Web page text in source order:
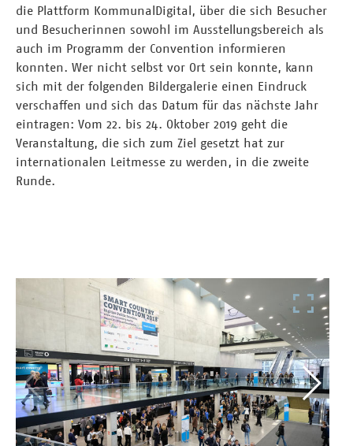
die Plattform KommunalDigital, über die sich Besucher
und Besucherinnen sowohl im Ausstellungsbereich als
auch im Programm der Convention informieren
konnten. Wer nicht selbst vor Ort sein konnte, kann
sich mit der folgenden Bildergalerie einen Eindruck
verschaffen und sich das Datum für das nächste Jahr
eintragen: Vom 22. bis 24. Oktober 2019 geht die
Veranstaltung, die sich zum Ziel gesetzt hat zur
internationalen Leitmesse zu werden, in die zweite
Runde.